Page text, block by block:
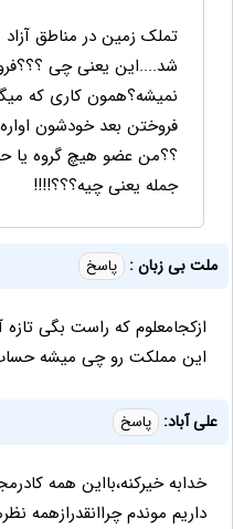
تملک زمین در مناطق آزاد
شد....این یعنی چی
نمیشه؟همون کاری که
فروختن بعد خودشون
؟؟من عضو هیچ گروه یا
جمله یعنی چیه؟؟؟!!!!
ملت بی زبان : پاسخ
ازکجامعلوم که راست بگی تازه
این مملکت رو چی میشه
على آباد: پاسخ
خدابه خيركنه،بااين همه
داريم موندم چراانقدرازهمه